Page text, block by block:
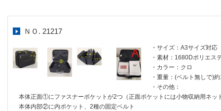
ＮＯ. 21217
・サイズ：A3サイズ対
・素材：1680Dポリエス
・カラー：クロ
・重量：(ベルト無しで)
・その他：
本体正面①にファスナーポケットが2つ（正面ポケットには小物収納用ネッ
本体内部②に内ポケット、2種の固定ベルト